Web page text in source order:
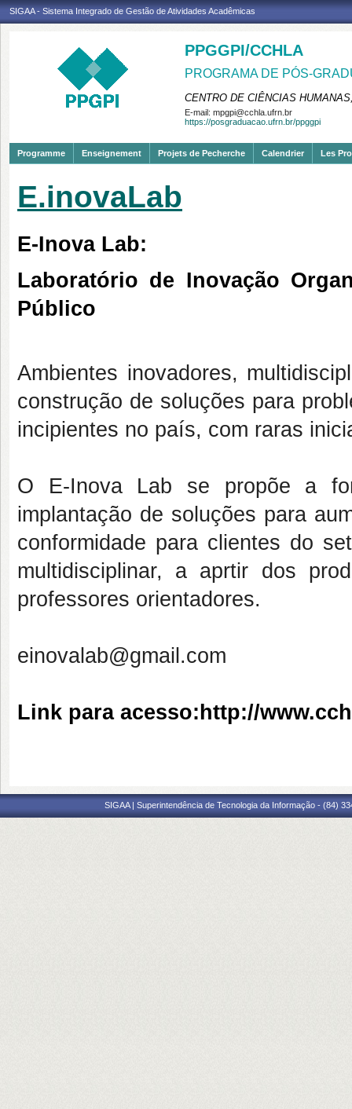
SIGAA - Sistema Integrado de Gestão de Atividades Acadêmicas
PPGGPI/CCHLA
PROGRAMA DE PÓS-
CENTRO DE CIÊNCIAS
E-mail: mpgpi@cchla.ufrn.br
https://posgraduacao.ufrn.br/ppggpi
Programme Enseignement Projets de Pecherche Calendrier Les
E.inovaLab
E-Inova Lab:
Laboratório de Inovação
Público
Ambientes inovadores,
construção de soluções para
incipientes no país, com raras
O E-Inova Lab se propõe a
implantação de soluções para
conformidade para clientes do
multidisciplinar, a aprtir dos
professores orientadores.
einovalab@gmail.com
Link para acesso: http://
SIGAA | Superintendência de Tecnologia da Informação - (84)